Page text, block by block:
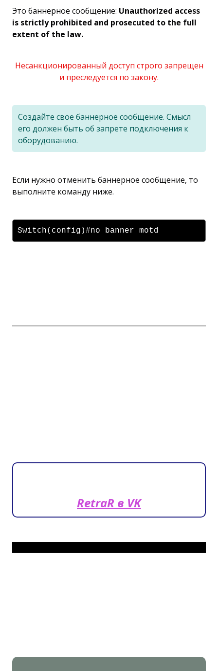
Это баннерное сообщение: Unauthorized access
is strictly prohibited and prosecuted to the full
extent of the law.
Несанкционированный доступ строго запрещен
и преследуется по закону.
Создайте свое баннерное сообщение. Смысл
его должен быть об запрете подключения к
оборудованию.
Если нужно отменить баннерное сообщение, то
выполните команду ниже.
Switch(config)#no banner motd
RetraR в VK